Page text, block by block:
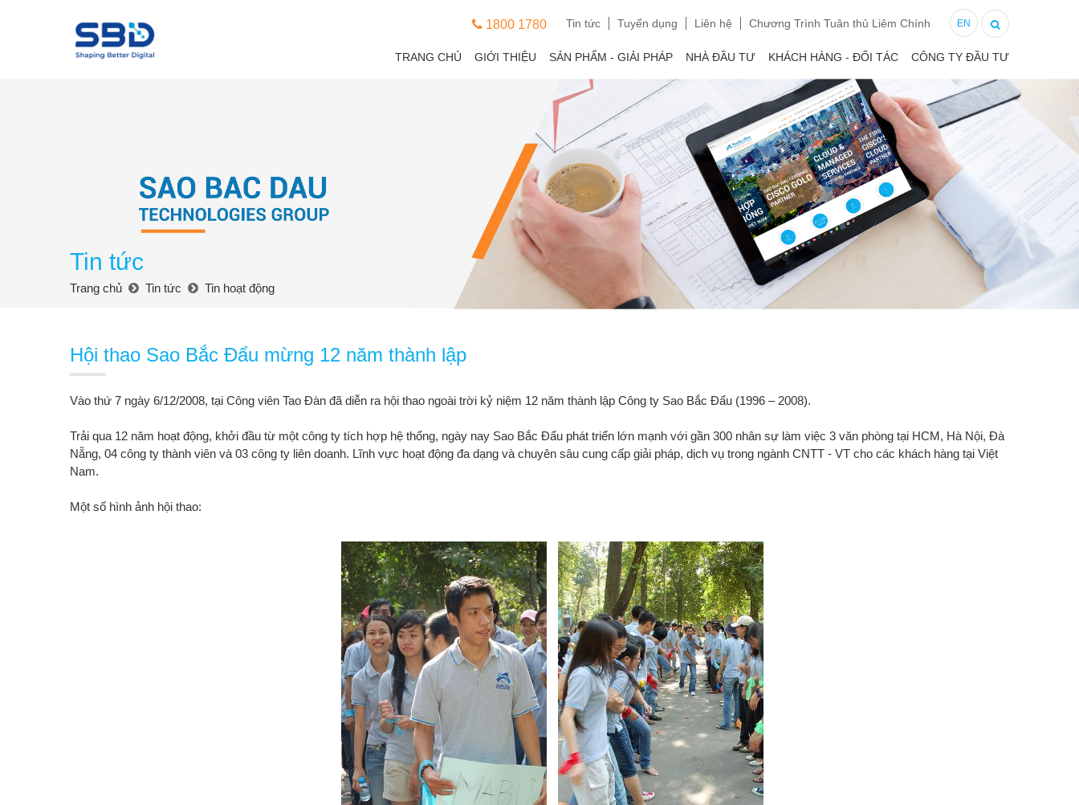
1800 1780 Tin tức Tuyển dụng Liên hệ Chương Trình Tuân thủ Liêm Chính EN
TRANG CHỦ GIỚI THIỆU SẢN PHẨM - GIẢI PHÁP NHÀ ĐẦU TƯ KHÁCH HÀNG - ĐỐI TÁC CÔNG TY ĐẦU TƯ
Tin tức
Trang chủ Tin tức Tin hoạt động
Hội thao Sao Bắc Đẩu mừng 12 năm thành lập
Vào thứ 7 ngày 6/12/2008, tại Công viên Tao Đàn đã diễn ra hội thao ngoài trời kỷ niệm 12 năm thành lập Công ty Sao Bắc Đẩu (1996 – 2008).
Trải qua 12 năm hoạt động, khởi đầu từ một công ty tích hợp hệ thống, ngày nay Sao Bắc Đẩu phát triển lớn mạnh với gần 300 nhân sự làm việc 3 văn phòng tại HCM, Hà Nội, Đà
Nẵng, 04 công ty thành viên và 03 công ty liên doanh. Lĩnh vực hoạt động đa dạng và chuyên sâu cung cấp giải pháp, dịch vụ trong ngành CNTT - VT cho các khách hàng tại Việt
Nam.
Một số hình ảnh hội thao: